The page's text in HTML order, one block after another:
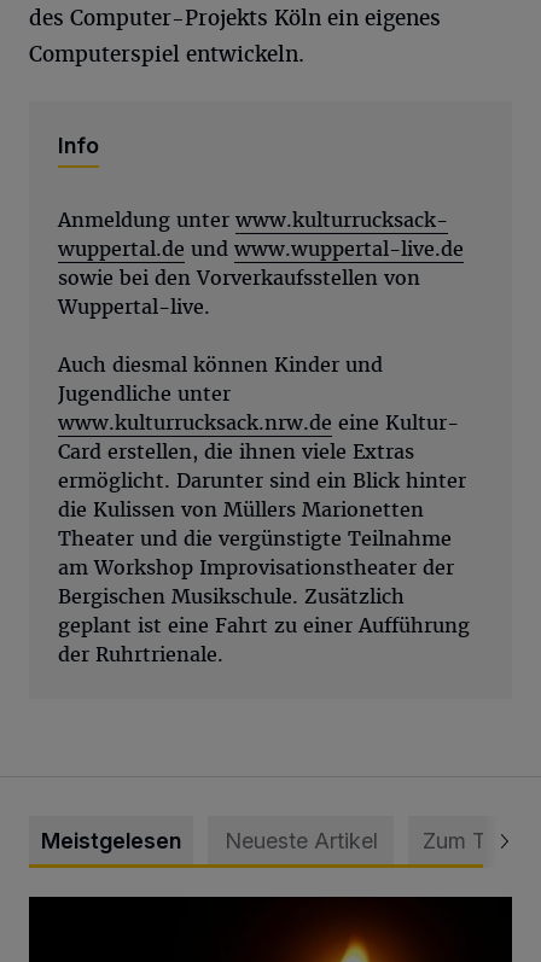
des Computer-Projekts Köln ein eigenes
Computerspiel entwickeln.
Info
Anmeldung unter www.kulturrucksack-
wuppertal.de und www.wuppertal-live.de
sowie bei den Vorverkaufsstellen von
Wuppertal-live.
Auch diesmal können Kinder und
Jugendliche unter
www.kulturrucksack.nrw.de eine Kultur-
Card erstellen, die ihnen viele Extras
ermöglicht. Darunter sind ein Blick hinter
die Kulissen von Müllers Marionetten
Theater und die vergünstigte Teilnahme
am Workshop Improvisationstheater der
Bergischen Musikschule. Zusätzlich
geplant ist eine Fahrt zu einer Aufführung
der Ruhrtrienale.
Meistgelesen Neueste Artikel Zum Thema